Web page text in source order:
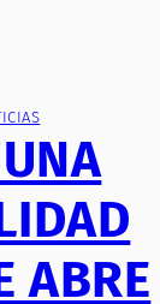
ABRE